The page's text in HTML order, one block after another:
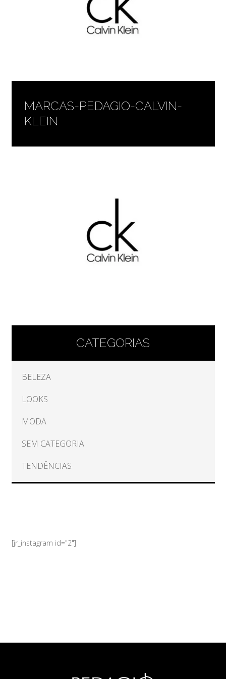
MARCAS-PEDAGIO-CALVIN-
KLEIN
CATEGORIAS
BELEZA
LOOKS
MODA
SEM CATEGORIA
TENDÊNCIAS
[jr_instagram id="2"]